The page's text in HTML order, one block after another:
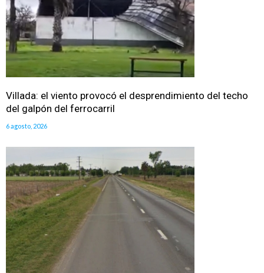
Villada: el viento provocó el desprendimiento del techo
del galpón del ferrocarril
6 agosto, 2026